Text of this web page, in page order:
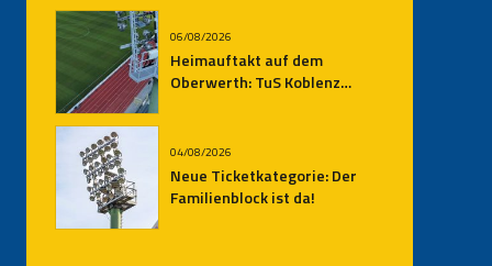
06/08/2026
Heimauftakt auf dem
Oberwerth: TuS Koblenz
04/08/2026
Neue Ticketkategorie: Der
Familienblock ist da!